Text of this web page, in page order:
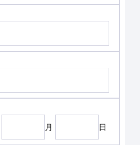
月 日